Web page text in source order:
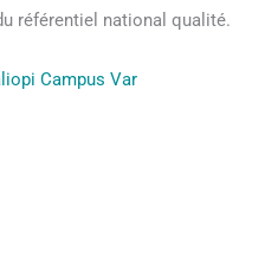
référentiel national qualité.
Campus Var